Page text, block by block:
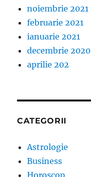
noiembrie 2021
februarie 2021
ianuarie 2021
decembrie 2020
aprilie 202
CATEGORII
Astrologie
Business
Horoscop